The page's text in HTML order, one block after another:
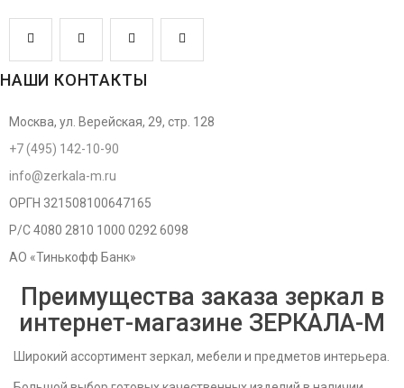
НАШИ КОНТАКТЫ
Москва, ул. Верейская, 29, стр. 128
+7 (495) 142-10-90
info@zerkala-m.ru
ОРГН 321508100647165
Р/С 4080 2810 1000 0292 6098
АО «Тинькофф Банк»
Преимущества заказа зеркал в
интернет-магазине ЗЕРКАЛА-M
Широкий ассортимент зеркал, мебели и предметов интерьера.